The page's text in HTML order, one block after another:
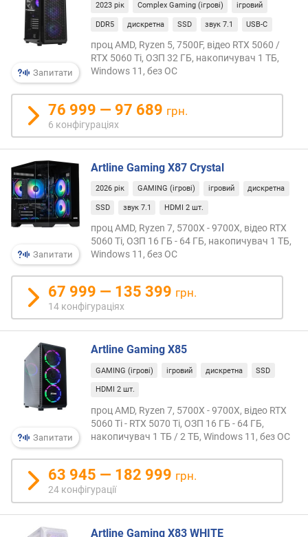
к
і
л
к
і
с
т
ь
п
т
о
к
і
в
т
а
т
в
а
а
о
а
(
Г
Г
ц
)
Запитати
2023 рік Complex Gaming (ігрові) ігровий
DDR5 дискретна SSD звук 7.1 USB-C
проц AMD, Ryzen 5, 7500F, відео RTX 5060 /
RTX 5060 Ti, ОЗП 32 ГБ, накопичувач 1 ТБ,
Windows 11, без ОС
76 999 — 97 689 грн.
6 конфігураціях
Запитати
Artline Gaming X87 Crystal
2026 рік GAMING (ігрові) ігровий дискретна
SSD звук 7.1 HDMI 2 шт.
проц AMD, Ryzen 7, 5700X - 9700X, відео RTX
5060 Ti, ОЗП 16 ГБ - 64 ГБ, накопичувач 1 ТБ,
Windows 11, без ОС
67 999 — 135 399 грн.
14 конфігураціях
Запитати
Artline Gaming X85
GAMING (ігрові) ігровий дискретна SSD
HDMI 2 шт.
проц AMD, Ryzen 7, 5700X - 9700X, відео RTX
5060 Ti - RTX 5070 Ti, ОЗП 16 ГБ - 64 ГБ,
накопичувач 1 ТБ / 2 ТБ, Windows 11, без ОС
63 945 — 182 999 грн.
24 конфігурації
Artline Gaming X83 WHITE